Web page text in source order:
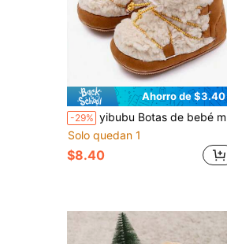
Ahorro de $3.40
-29% yibubu Botas de bebé marrones de estilo occidental a la moda, botas de nieve para bebé niña forradas térmicamente y cálidas, con suela de goma antideslizante para primeros pasos de recién nacido, botas para exteriores para bebés y niños pequeños
Solo quedan 1
$8.40